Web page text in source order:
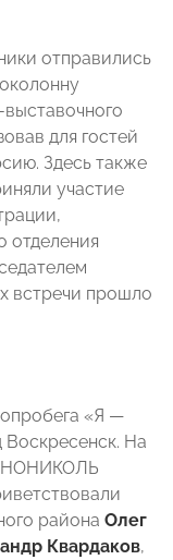
отправились
для гостей
Здесь также
участие
отделения
встречи прошло
«Я —
Воскресенск. На
района Олег
Квардаков,